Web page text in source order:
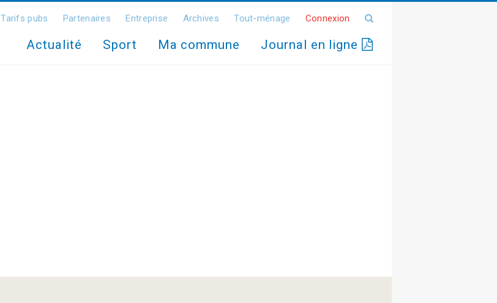
Tarifs pubs Partenaires Entreprise Archives Tout-ménage Connexion
Actualité Sport Ma commune Journal en ligne